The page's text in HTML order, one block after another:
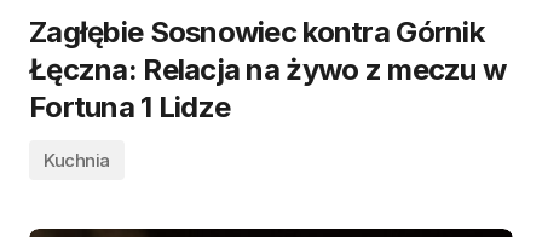
Zagłębie Sosnowiec kontra Górnik
Łęczna: Relacja na żywo z meczu w
Fortuna 1 Lidze
Kuchnia